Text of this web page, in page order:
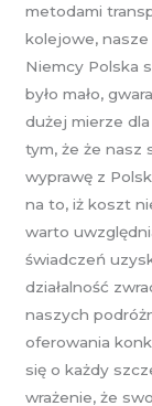
metodami
kolejowe,
Niemcy Polska
było mało,
dużej mierze
tym, że że nasz
wyprawę z
na to, iż koszt
warto
świadczeń
działalność
naszych
oferowania
się o każdy
wrażenie, że